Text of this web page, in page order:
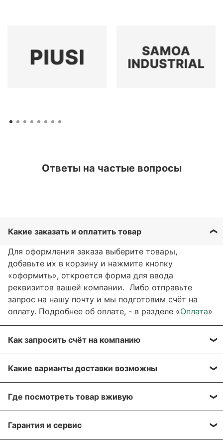
Ответы на частые вопросы
Какие заказать и оплатить товар
Для оформления заказа выберите товары,
добавьте их в корзину и нажмите кнопку
«оформить», откроется форма для ввода
реквизитов вашей компании. Либо отправьте
запрос на нашу почту и мы подготовим счёт на
оплату. Подробнее об оплате, - в разделе «Оплата»
Как запросить счёт на компанию
оформлении заказа, отправить запрос на нашу
почту или через заявку через форму обратной
связи. Мы свяжемся с вами в течение нескольких
Для получения более подробной информации по
вашему заказу, напишите нам на почту:
Какие варианты доставки возможны
описанные в разделе « Доставка»
самовывоз, доставка курьером, доставка через
транспортную компанию.
Где посмотреть товар вживую
большом количестве на наших складах в Москве и
Алматы. Вы можете приехать, убедиться лично!
Гарантия и сервис